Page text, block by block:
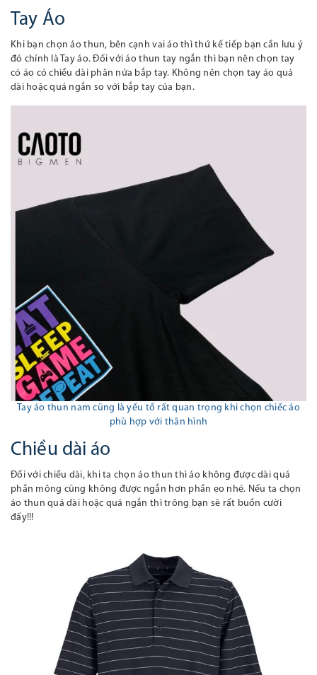
Tay Áo
Khi bạn chọn áo thun, bên cạnh vai áo thì thứ kế tiếp bạn cần lưu ý
đó chính là Tay áo. Đối với áo thun tay ngắn thì bạn nên chọn tay
có áo có chiều dài phân nửa bắp tay. Không nên chọn tay áo quá
dài hoặc quá ngắn so với bắp tay của bạn.
Tay áo thun nam cũng là yếu tố rất quan trọng khi chọn chiếc áo
phù hợp với thân hình
Chiều dài áo
Đối với chiều dài, khi ta chọn áo thun thì áo không được dài quá
phần mông cũng không được ngắn hơn phần eo nhé. Nếu ta chọn
áo thun quá dài hoặc quá ngắn thì trông bạn sẽ rất buồn cười
đấy!!!